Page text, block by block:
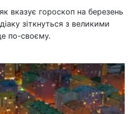
вказує гороскоп на березень
зіткнуться з великими
по-своєму.